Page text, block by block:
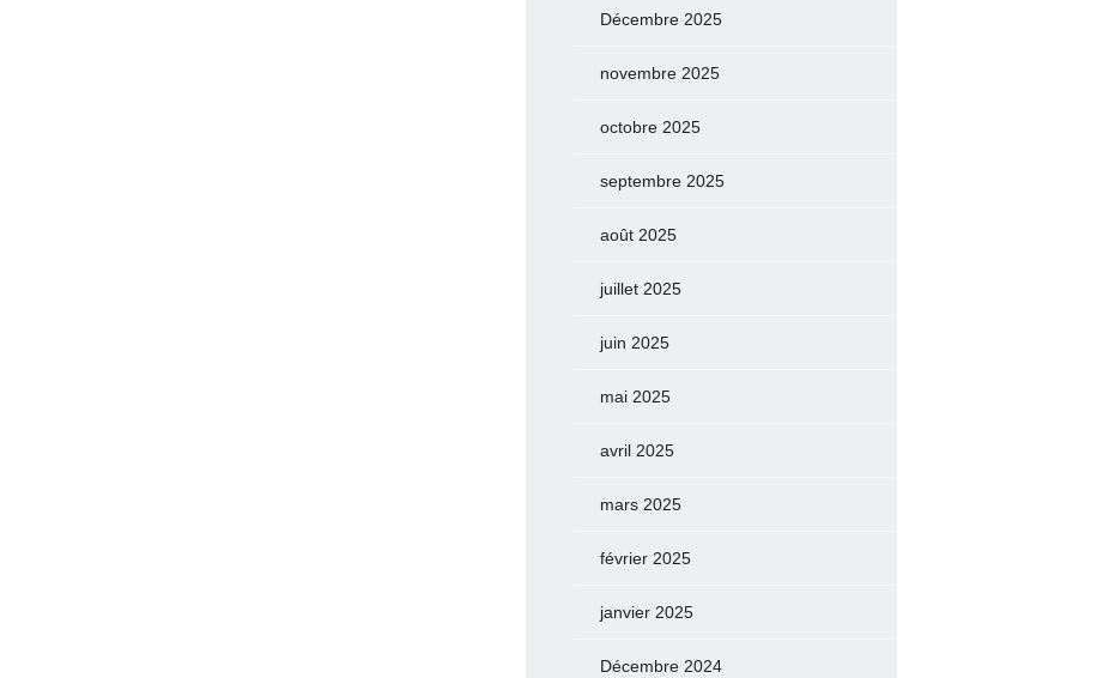
Décembre 2025
novembre 2025
octobre 2025
septembre 2025
août 2025
juillet 2025
juin 2025
mai 2025
avril 2025
mars 2025
février 2025
janvier 2025
Décembre 2024